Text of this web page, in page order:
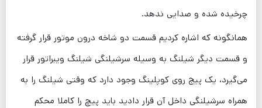
چرخیده شده و صدایی ندهد.
همانگونه که اشاره کردیم قسمت دو شاخه درون موتور قرار گرفته
و قسمت دیگر شیلنگ به وسیله سرشیلنگی شیلنگ ویبراتور قرار
می‌گیرد، یک پیج روی کوپلینگ وجود دارد که وقتی شیلنگ را به
همراه سرشیلنگی داخل آن قرار دادید باید پیچ را کاملا محکم